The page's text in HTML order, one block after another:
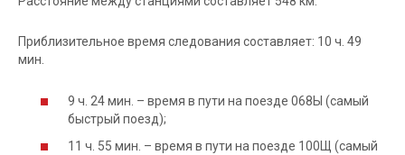
Приблизительное время следования составляет: 10 ч. 49
мин.
9 ч. 24 мин. – время в пути на поезде 068Ы (самый
быстрый поезд);
11 ч. 55 мин. – время в пути на поезде 100Щ (самый